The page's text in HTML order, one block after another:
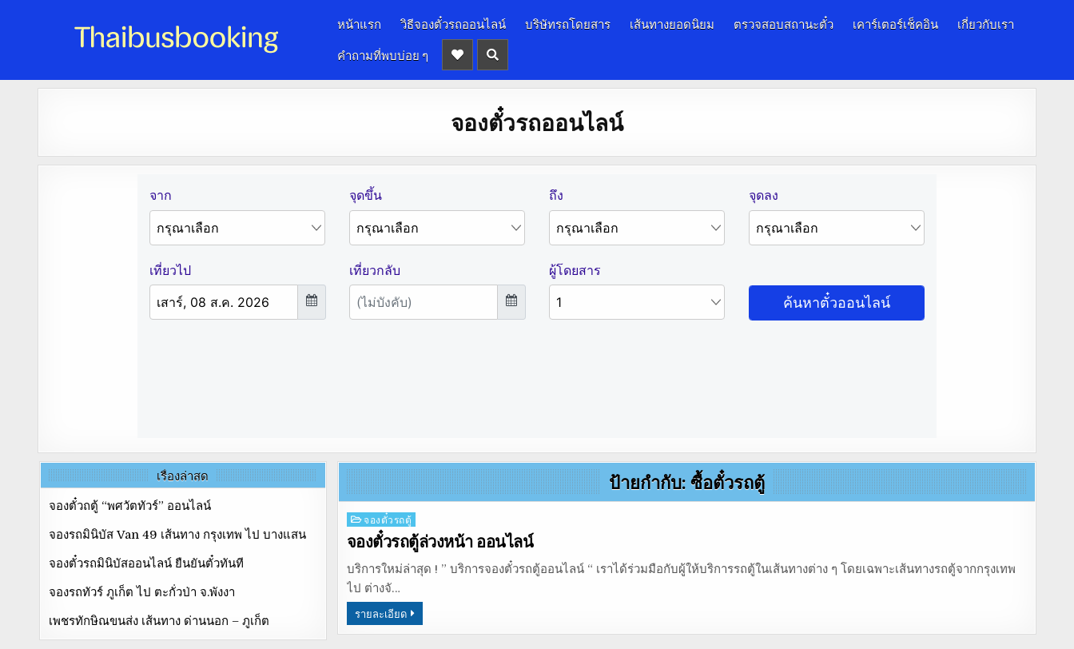
จองตั๋วรถออนไลน์ 24 ชั่วโมง
หน้าแรก วิธีจองตั๋วรถออนไลน์ บริษัทรถโดยสาร เส้นทางยอดนิยม ตรวจสอบสถานะตั๋ว เคาร์เตอร์เช็คอิน
เกี่ยวกับเรา
คำถามที่พบบ่อย ๆ
จองตั๋วรถออนไลน์
ป้ายกำกับ: ซื้อตั๋วรถตู้
Posted
in
จองตั๋วรถตู้
จองตั๋วรถตู้ล่วงหน้า ออนไลน์
บริการใหม่ล่าสุด ! ” บริการจองตั๋วรถตู้ออนไลน์ “ เราได้ร่วมมือกับผู้ให้บริการรถตู้ในเส้นทางต่าง ๆ โดยเฉพาะเส้นทางรถตู้จากกรุงเทพ
ไป ต่างจั…
รายละเอียด
เรื่องล่าสุด
จองตั๋วถตู้ “พศวัตทัวร์” ออนไลน์
จองรถมินิบัส Van 49 เส้นทาง กรุงเทพ ไป บางแสน
จองตั๋วรถมินิบัสออนไลน์ ยืนยันตั๋วทันที
จองรถทัวร์ ภูเก็ต ไป ตะกั่วป่า จ.พังงา
เพชรทักษิณขนส่ง เส้นทาง ด่านนอก – ภูเก็ต